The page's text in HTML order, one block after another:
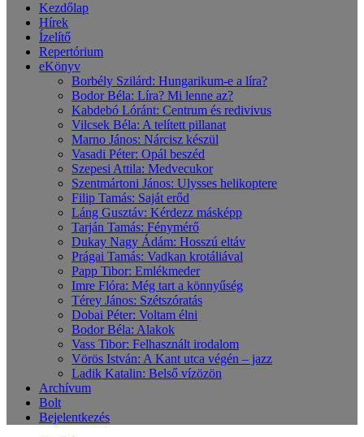
Kezdőlap
Hírek
Ízelítő
Repertórium
eKönyv
Borbély Szilárd: Hungarikum-e a líra?
Bodor Béla: Líra? Mi lenne az?
Kabdebó Lóránt: Centrum és redivivus
Vilcsek Béla: A telített pillanat
Marno János: Nárcisz készül
Vasadi Péter: Opál beszéd
Szepesi Attila: Medvecukor
Szentmártoni János: Ulysses helikoptere
Filip Tamás: Saját erőd
Láng Gusztáv: Kérdezz másképp
Tarján Tamás: Fénymérő
Dukay Nagy Ádám: Hosszú eltáv
Prágai Tamás: Vadkan krotáliával
Papp Tibor: Emlékmeder
Imre Flóra: Még tart a könnyűség
Térey János: Szétszóratás
Dobai Péter: Voltam élni
Bodor Béla: Alakok
Vass Tibor: Felhasznált irodalom
Vörös István: A Kant utca végén – jazz
Ladik Katalin: Belső vízözön
Archívum
Bolt
Bejelentkezés